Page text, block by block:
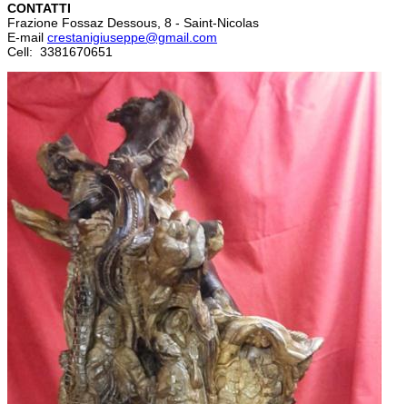
CONTATTI
Frazione Fossaz Dessous, 8 - Saint-Nicolas
E-mail crestanigiuseppe@gmail.com
Cell: 3381670651